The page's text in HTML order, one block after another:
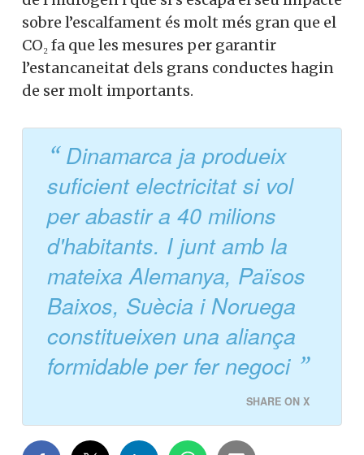
una molècula de petites dimensions.
Aquest fet, unit al risc de la inflamabilitat
de l’hidrogen i que si s’escapa el seu
impacte sobre l’escalfament és molt més
conductes hagin de ser molt importants.
Dinamarca ja produeix
suficient electricitat si vol
per abastir a 40 milions
d'habitants. I junt amb la
mateixa Alemanya, Països
Baixos, Suècia i Noruega
constitueixen una aliança
formidable per fer negoci